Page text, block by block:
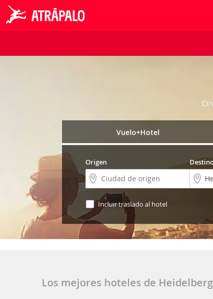
Vuelo+Hotel
Origen
Incluir traslado al hotel
Los mejores hoteles de Heidelberg